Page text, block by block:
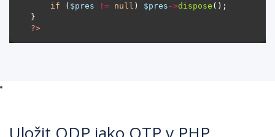
if ( $pres != null ) $pres ->dispose
?>
Uložit ODP jako OTP v PHP